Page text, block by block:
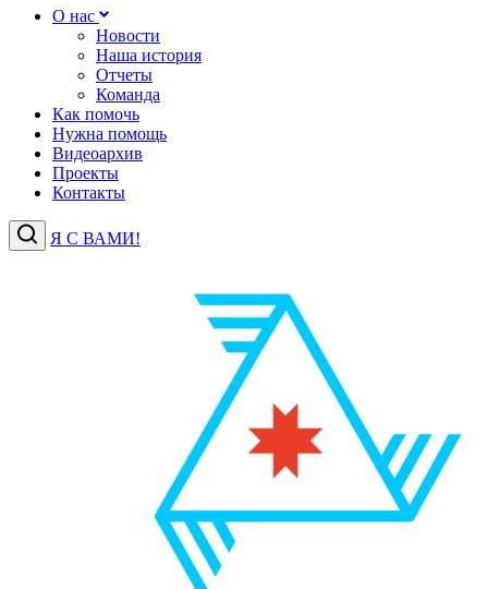
О нас
Новости
Наша история
Отчеты
Команда
Как помочь
Нужна помощь
Видеоархив
Проекты
Контакты
Я С ВАМИ!